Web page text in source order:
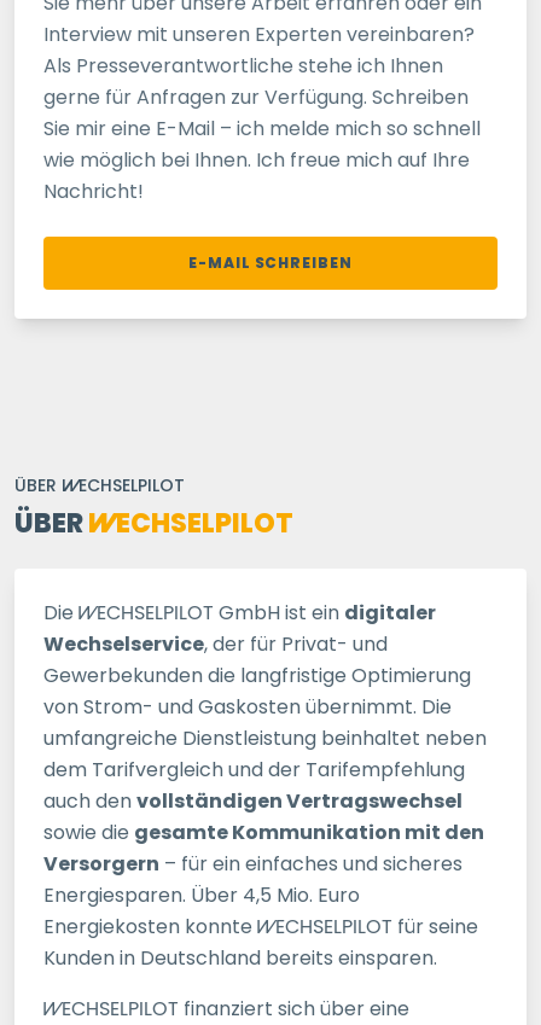
Interview mit unseren Experten vereinbaren?
Als Presseverantwortliche stehe ich Ihnen
gerne für Anfragen zur Verfügung. Schreiben
Sie mir eine E-Mail – ich melde mich so schnell
wie möglich bei Ihnen. Ich freue mich auf Ihre
Nachricht!
E-MAIL SCHREIBEN
ÜBER WECHSELPILOT
ÜBERWECHSELPILOT
Die WECHSELPILOT GmbH ist ein digitaler
Wechselservice, der für Privat- und
Gewerbekunden die langfristige Optimierung
von Strom- und Gaskosten übernimmt. Die
umfangreiche Dienstleistung beinhaltet neben
dem Tarifvergleich und der Tarifempfehlung
auch denvollständigen Vertragswechsel
sowie die gesamte Kommunikation mit den
Versorgern – für ein einfaches und sicheres
Energiesparen. Über 4,5 Mio. Euro
Energiekosten konnte WECHSELPILOT für seine
Kunden in Deutschland bereits einsparen.
WECHSELPILOT finanziert sich über eine